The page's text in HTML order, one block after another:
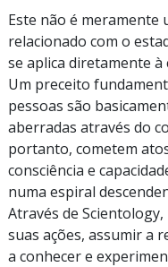
Este não é meramente
relacionado com o
se aplica diretamente à
Um preceito
pessoas são
aberradas através do
portanto, cometem
consciência e
numa espiral
Através de
suas ações, assumir a
a conhecer e